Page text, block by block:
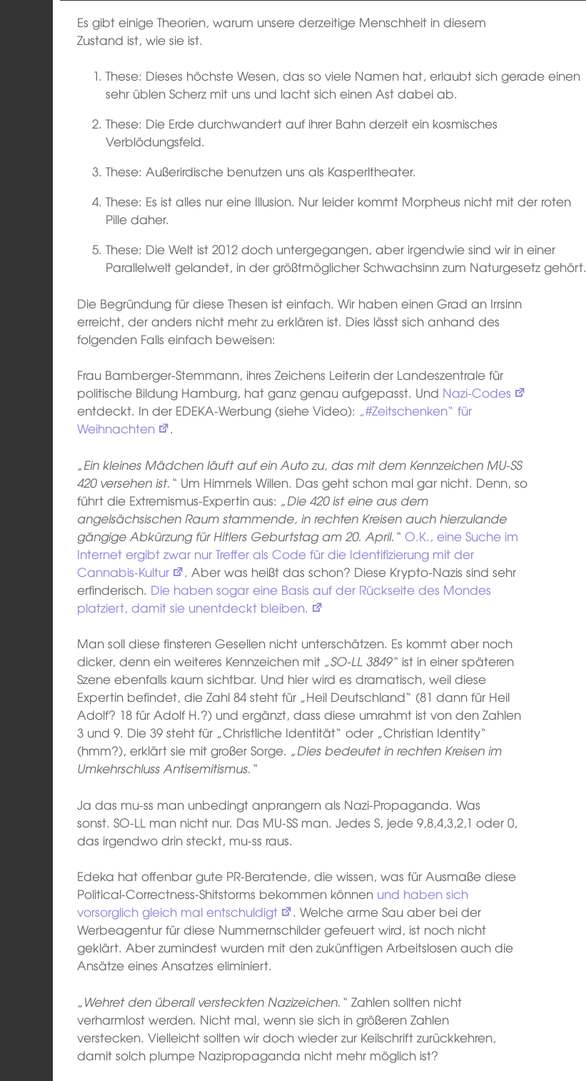
Es gibt einige Theorien, warum unsere derzeitige Menschheit in diesem
Zustand ist, wie sie ist.
These: Dieses höchste Wesen, das so viele Namen hat, erlaubt sich gerade einen
sehr üblen Scherz mit uns und lacht sich einen Ast dabei ab.
These: Die Erde durchwandert auf ihrer Bahn derzeit ein kosmisches
Verblödungsfeld.
These: Außerirdische benutzen uns als Kasperltheater.
These: Es ist alles nur eine Illusion. Nur leider kommt Morpheus nicht mit der roten
Pille daher.
These: Die Welt ist 2012 doch untergegangen, aber irgendwie sind wir in einer
Parallelwelt gelandet, in der größtmöglicher Schwachsinn zum Naturgesetz gehört.
Die Begründung für diese Thesen ist einfach. Wir haben einen Grad an Irrsinn
erreicht, der anders nicht mehr zu erklären ist. Dies lässt sich anhand des
folgenden Falls einfach beweisen:
Frau Bamberger-Stemmann, ihres Zeichens Leiterin der Landeszentrale für
politische Bildung Hamburg, hat ganz genau aufgepasst. Und Nazi-Codes
entdeckt. In der EDEKA-Werbung (siehe Video): „#Zeitschenken“ für
Weihnachten
.
„Ein kleines Mädchen läuft auf ein Auto zu, das mit dem Kennzeichen MU-SS
420 versehen ist.“ Um Himmels Willen. Das geht schon mal gar nicht. Denn, so
führt die Extremismus-Expertin aus: „Die 420 ist eine aus dem
angelsächsischen Raum stammende, in rechten Kreisen auch hierzulande
gängige Abkürzung für Hitlers Geburtstag am 20. April.“ O.K., eine Suche im
Internet ergibt zwar nur Treffer als Code für die Identifizierung mit der
Cannabis-Kultur
. Aber was heißt das schon? Diese Krypto-Nazis sind sehr
erfinderisch. Die haben sogar eine Basis auf der Rückseite des Mondes
platziert, damit sie unentdeckt bleiben.
Man soll diese finsteren Gesellen nicht unterschätzen. Es kommt aber noch
dicker, denn ein weiteres Kennzeichen mit „SO-LL 3849“ ist in einer späteren
Szene ebenfalls kaum sichtbar. Und hier wird es dramatisch, weil diese
Expertin befindet, die Zahl 84 steht für „Heil Deutschland“ (81 dann für Heil
Adolf? 18 für Adolf H.?) und ergänzt, dass diese umrahmt ist von den Zahlen
3 und 9. Die 39 steht für „Christliche Identität“ oder „Christian Identity“
(hmm?), erklärt sie mit großer Sorge. „Dies bedeutet in rechten Kreisen im
Umkehrschluss Antisemitismus.“
Ja das mu-ss man unbedingt anprangern als Nazi-Propaganda. Was
sonst. SO-LL man nicht nur. Das MU-SS man. Jedes S, jede 9,8,4,3,2,1 oder 0,
das irgendwo drin steckt, mu-ss raus.
Edeka hat offenbar gute PR-Beratende, die wissen, was für Ausmaße diese
Political-Correctness-Shitstorms bekommen können und haben sich
vorsorglich gleich mal entschuldigt
. Welche arme Sau aber bei der
Werbeagentur für diese Nummernschilder gefeuert wird, ist noch nicht
geklärt. Aber zumindest wurden mit den zukünftigen Arbeitslosen auch die
Ansätze eines Ansatzes eliminiert.
„Wehret den überall versteckten Nazizeichen.“ Zahlen sollten nicht
verharmlost werden. Nicht mal, wenn sie sich in größeren Zahlen
verstecken. Vielleicht sollten wir doch wieder zur Keilschrift zurückkehren,
damit solch plumpe Nazipropaganda nicht mehr möglich ist?